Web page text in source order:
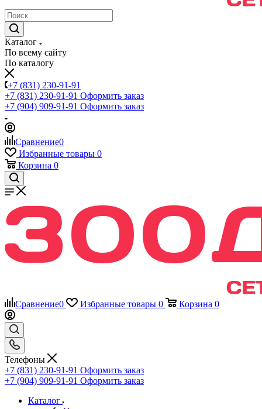
Каталог
По всему сайту
По каталогу
+7 (831) 230-91-91
+7 (831) 230-91-91 Оформить заказ
+7 (904) 909-91-91 Оформить заказ
Сравнение0
Избранные товары 0
Корзина 0
Сравнение0 Избранные товары 0 Корзина 0
Телефоны
+7 (831) 230-91-91 Оформить заказ
+7 (904) 909-91-91 Оформить заказ
Каталог